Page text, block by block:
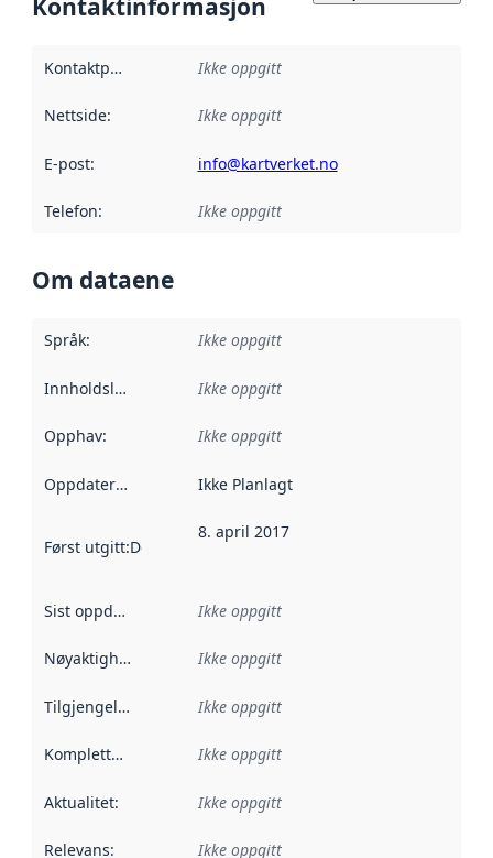
Kontaktinformasjon
Kontaktpunkt Ikke oppgitt
Nettside: Ikke oppgitt
E-post: info@kartverket.no
Telefon: Ikke oppgitt
Om dataene
Språk: Ikke oppgitt
Innholdsleverandører :
Ikke oppgitt
Opphav: Ikke oppgitt
Oppdateringsfrekvens :
Ikke Planlagt
Først utgitt:Denne datoen sier når dataene i dette
8. april 2017
Sist oppdatert Ikke oppgitt
Nøyaktighet Ikke oppgitt
Tilgjengelighet Ikke oppgitt
Kompletthet Ikke oppgitt
Aktualitet: Ikke oppgitt
Relevans: Ikke oppgitt